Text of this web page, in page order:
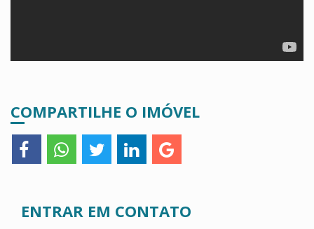
COMPARTILHE O IMÓVEL
ENTRAR EM CONTATO